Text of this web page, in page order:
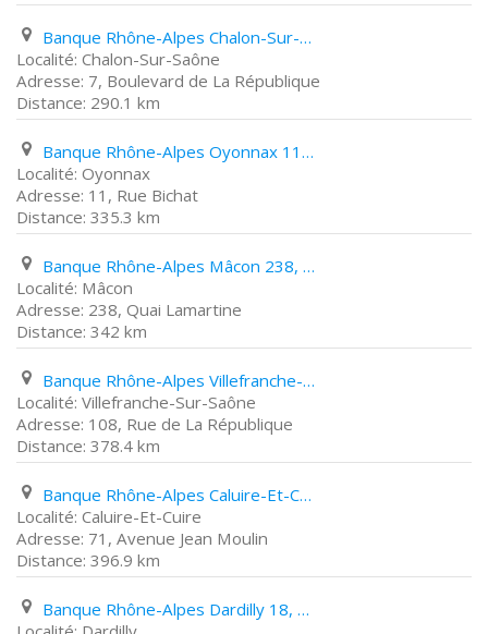
Banque Rhône-Alpes Chalon-Sur-Saône 7, Boulevard de La République
Chalon-Sur-Saône
7, Boulevard de La République
290.1 km
Banque Rhône-Alpes Oyonnax 11, Rue Bichat
Oyonnax
11, Rue Bichat
335.3 km
Banque Rhône-Alpes Mâcon 238, Quai Lamartine
Mâcon
238, Quai Lamartine
342 km
Banque Rhône-Alpes Villefranche-Sur-Saône 108, Rue de La République
Villefranche-Sur-Saône
108, Rue de La République
378.4 km
Banque Rhône-Alpes Caluire-Et-Cuire 71, Avenue Jean Moulin
Caluire-Et-Cuire
71, Avenue Jean Moulin
396.9 km
Banque Rhône-Alpes Dardilly 18, Chemin de Gargantua